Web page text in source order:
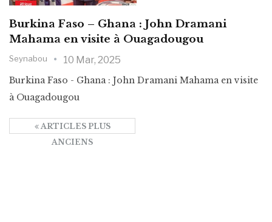
Burkina Faso – Ghana : John Dramani
Mahama en visite à Ouagadougou
Seynabou 10 Mar, 2025
Burkina Faso - Ghana : John Dramani Mahama en visite
à Ouagadougou
ARTICLES PLUS
ANCIENS